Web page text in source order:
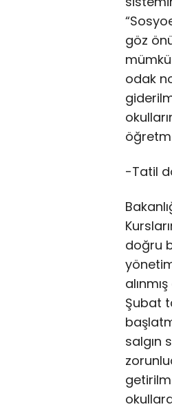
göz
odak
-Tatil
doğru
Şubat
salgın